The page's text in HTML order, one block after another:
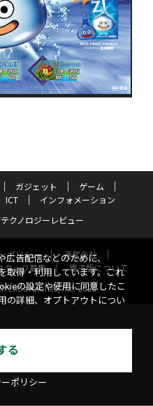
ガジェット
ゲーム
ICT
インフォメーション
クノロジーレビュー
ポリシー
運営会社
タッフ募集
電子版について
Laboratories, Inc. 2026
告配信などのために、
取得・利用しています。これ
の設定や使用に同意したこ
の詳細、オプトアウトについ
る
ポリシー